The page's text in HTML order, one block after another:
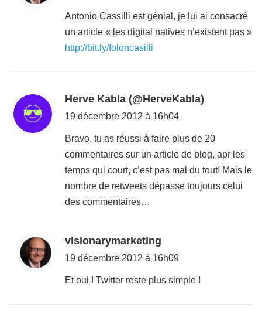
Antonio Cassilli est génial, je lui ai consacré
un article « les digital natives n’existent pas »
http://bit.ly/foloncasilli
Herve Kabla (@HerveKabla)
19 décembre 2012 à 16h04
Bravo, tu as réussi à faire plus de 20
commentaires sur un article de blog, apr les
temps qui court, c’est pas mal du tout! Mais le
nombre de retweets dépasse toujours celui
des commentaires…
visionarymarketing
i
:
19 décembre 2012 à 16h09
Et oui ! Twitter reste plus simple !